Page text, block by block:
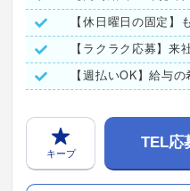
【休日曜日の固定
キープ
TEL応